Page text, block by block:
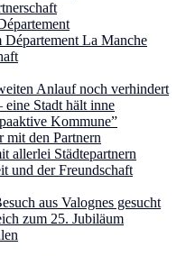
Département La Manche
Anlauf noch verhindert
eine Stadt hält inne
Kommune”
mit den Partnern
allerlei Städtepartnern
und der Freundschaft
aus Valognes gesucht
zum 25. Jubiläum